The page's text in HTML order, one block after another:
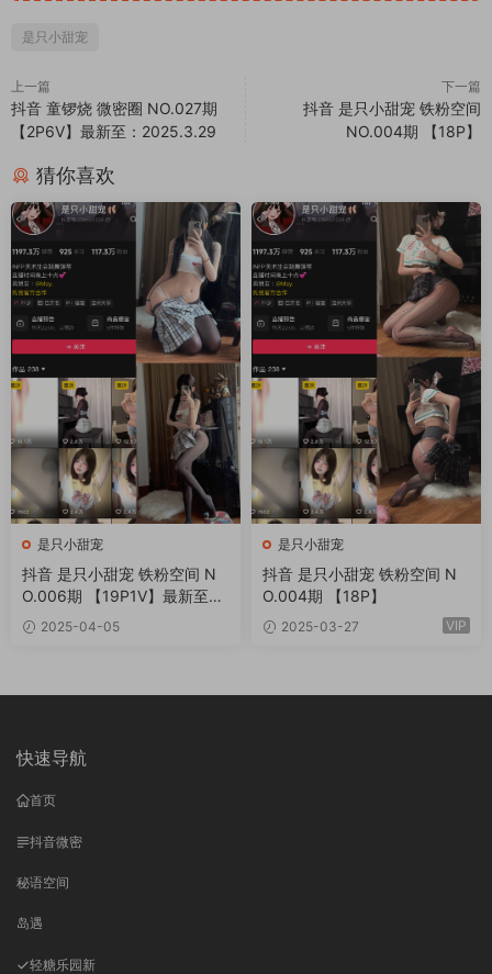
是只小甜宠
上一篇
抖音 童锣烧 微密圈 NO.027期
【2P6V】最新至：2025.3.29
下一篇
抖音 是只小甜宠 铁粉空间
NO.004期 【18P】
猜你喜欢
是只小甜宠
抖音 是只小甜宠 铁粉空间 N
O.006期 【19P1V】最新至：
2025.4.8
2025-04-05
是只小甜宠
抖音 是只小甜宠 铁粉空间 N
O.004期 【18P】
2025-03-27 VIP
快速导航
首页
抖音微密
秘语空间
岛遇
轻糖乐园新